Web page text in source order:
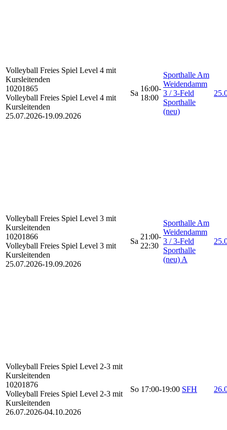
Volleyball Freies Spiel Level 4 mit
Kursleitenden
10201865
Volleyball Freies Spiel Level 4 mit
Kursleitenden
25.07.2026-19.09.2026
Sa
16:00-
18:00
Sporthalle Am
Weidendamm
3 / 3-Feld
Sporthalle
(neu)
Volleyball Freies Spiel Level 3 mit
Kursleitenden
10201866
Volleyball Freies Spiel Level 3 mit
Kursleitenden
25.07.2026-19.09.2026
Sa
21:00-
22:30
Sporthalle Am
Weidendamm
3 / 3-Feld
Sporthalle
(neu) A
Volleyball Freies Spiel Level 2-3 mit
Kursleitenden
10201876
Volleyball Freies Spiel Level 2-3 mit
Kursleitenden
26.07.2026-04.10.2026
So 17:00-19:00 SFH